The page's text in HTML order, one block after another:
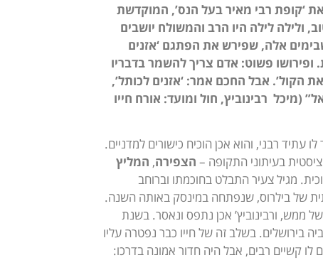
‘קופת רבי מאיר בעל הנס’, המוקדשת
ולילה לילה היו הרב והמשולח יושבים
אלה, שפירש את הפתגם ‘אזנים
פשוט: אדם צריך להשמר בדבריו
הקול’. אבל החכם אמר: ‘אזנים לכותל’,
(מיכל רבינוביץ, חול ומועד: אורח חייו
עתיד רבני, והוא אכן הוכיח כישורים למדניים.
הצפירה, המליץ
מגיל צעיר התבלט בחוכמתו וברוחב
הממלכתית של בילרוס, שנפתחה במינסק באותה השנה.
לסכנת נפשות של ממש, ורבינוביץ’ אכן נתפס ונאסר. בשנת
בירושלים. בשלב זה של חייו כבר נפטרה עליו
קשיים רבים, אבל היה חדור אמונה בדרכו: